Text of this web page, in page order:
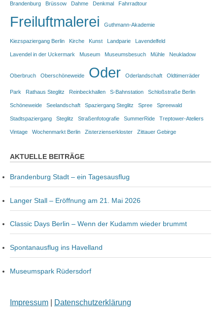
Brandenburg Brüssow Dahme Denkmal Fahrradtour
Freiluftmalerei Guthmann-Akademie
Kiezspaziergang Berlin Kirche Kunst Landparie Lavendelfeld
Lavendel in der Uckermark Museum Museumsbesuch Mühle Neukladow
Oberbruch Oberschöneweide Oder Oderlandschaft Oldtimerräder
Park Rathaus Steglitz Reinbeckhallen S-Bahnstation Schloßstraße Berlin
Schöneweide Seelandschaft Spaziergang Steglitz Spree Spreewald
Stadtspaziergang Steglitz Straßenfotografie SummerRide Treptower-Ateliers
Vintage Wochenmarkt Berlin Zisterzienserkloster Zittauer Gebirge
AKTUELLE BEITRÄGE
Brandenburg Stadt – ein Tagesausflug
Langer Stall – Eröffnung am 21. Mai 2026
Classic Days Berlin – Wenn der Kudamm wieder brummt
Spontanausflug ins Havelland
Museumspark Rüdersdorf
Impressum Datenschutzerklärung